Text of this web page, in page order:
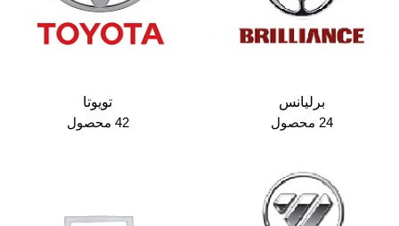
برلیانس
24 محصول
تویوتا
42 محصول